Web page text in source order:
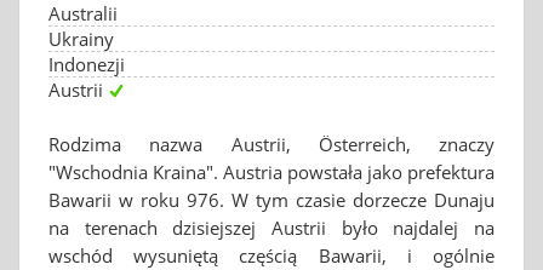
Australii
Ukrainy
Indonezji
Austrii
Rodzima nazwa Austrii, Österreich, znaczy
"Wschodnia Kraina". Austria powstała jako prefektura
Bawarii w roku 976. W tym czasie dorzecze Dunaju
na terenach dzisiejszej Austrii było najdalej na
wschód wysuniętą częścią Bawarii, i ogólnie